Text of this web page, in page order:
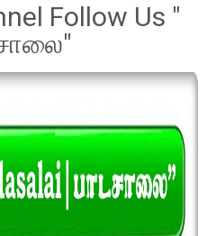
Follow Us "